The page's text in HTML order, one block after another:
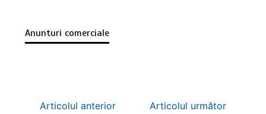
Anunturi comerciale
Articolul anterior Articolul următor